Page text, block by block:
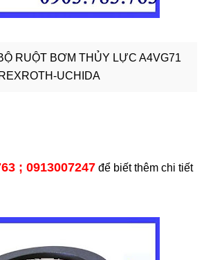
RUỘT BƠM THỦY LỰC A4VG71
REXROTH-UCHIDA
; 0913007247 để biết thêm chi tiết